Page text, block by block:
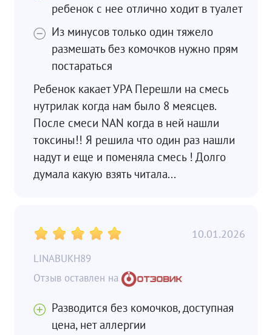
ребенок с нее отлично ходит в туалет
Из минусов только один тяжело
размешать без комочков нужно прям
постараться
Ребенок какает УРА Перешли на смесь
нутрилак когда нам было 8 меясцев.
После смеси NAN когда в ней нашли
токсины!! Я решила что один раз нашли
надут и еще и поменяла смесь ! Долго
думала какую взять читала...
LINABUKH89
10.01.2026
Разводится без комочков, доступная
цена, нет аллергии